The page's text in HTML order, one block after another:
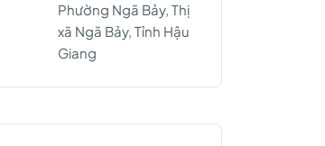
Phường Ngã Bảy, Thị
xã Ngã Bảy, Tỉnh Hậu
Giang